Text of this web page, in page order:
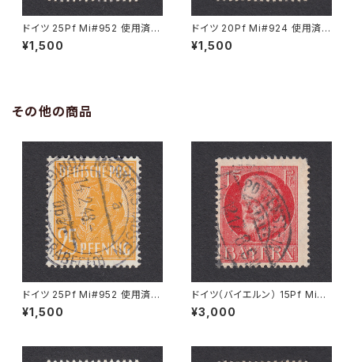
ドイツ 25Pf Mi#952 使用済み
切手｜MERKERSHAUSEN 14.
2.1948
¥1,500
ドイツ 20Pf Mi#924 使用済み
切手｜SIGLINGEN 7.11.1947
¥1,500
その他の商品
ドイツ 25Pf Mi#952 使用済み
切手｜MERKERSHAUSEN 14.
2.1948
¥1,500
ドイツ（バイエルン） 15Pf Mi#1
15 A 使用済み切手｜POTTEN
STEIN 14.12.1917
¥3,000